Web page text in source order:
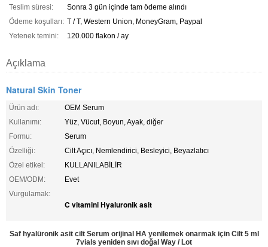
Teslim süresi:
Sonra 3 gün içinde tam ödeme alındı
Ödeme koşulları: T / T, Western Union, MoneyGram, Paypal
Yetenek temini:
120.000 flakon / ay
Açıklama
Natural Skin Toner
Ürün adı:
OEM Serum
Kullanımı:
Yüz, Vücut, Boyun, Ayak, diğer
Formu:
Serum
Özelliği:
Cilt Açıcı, Nemlendirici, Besleyici, Beyazlatıcı
Özel etikel:
KULLANILABİLİR
OEM/ODM:
Evet
Vurgulamak:
C vitamini Hyaluronik asit
Saf hyalüronik asit cilt Serum orijinal HA yenilemek onarmak için Cilt 5 ml
7vials yeniden sıvı doğal Way / Lot